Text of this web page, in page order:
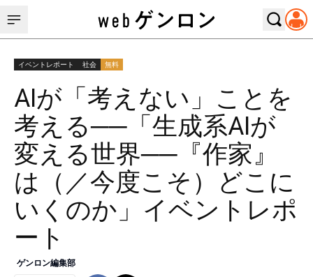
イベントレポート 社会 無料
AIが「考えない」ことを
考える──「生成系AIが
変える世界──『作家』
は（／今度こそ）どこに
いくのか」イベントレポ
ート
ゲンロン編集部